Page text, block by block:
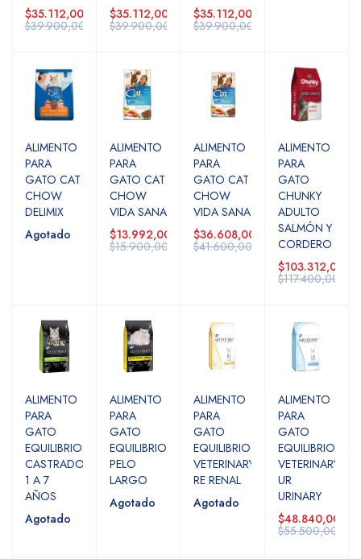
$35.112,00
$39.900,00
$35.112,00
$39.900,00
$35.112,00
$39.900,00
ALIMENTO
PARA
GATO CAT
CHOW
DELIMIX
Agotado
ALIMENTO
PARA
GATO CAT
CHOW
VIDA SANA
$13.992,00
$15.900,00
ALIMENTO
PARA
GATO CAT
CHOW
VIDA SANA
$36.608,00
$41.600,00
ALIMENTO
PARA
GATO
CHUNKY
ADULTO
SALMÓN Y
CORDERO
$103.312,00
$117.400,00
ALIMENTO
PARA
GATO
EQUILIBRIO
CASTRADO
1 A 7
AÑOS
Agotado
ALIMENTO
PARA
GATO
EQUILIBRIO
PELO
LARGO
Agotado
ALIMENTO
PARA
GATO
EQUILIBRIO
VETERINARY
RE RENAL
Agotado
ALIMENTO
PARA
GATO
EQUILIBRIO
VETERINARY
UR
URINARY
$48.840,00
$55.500,00